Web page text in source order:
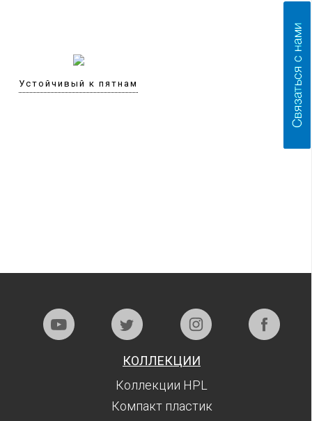
Устойчивый к пятнам
КОЛЛЕКЦИИ
Коллекции HPL
Компакт пластик